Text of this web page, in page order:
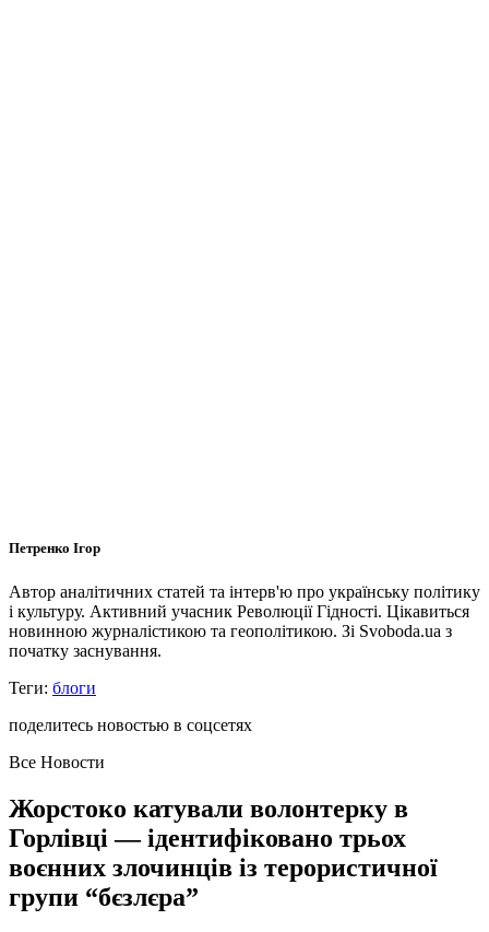
Петренко Ігор
Автор аналітичних статей та інтерв'ю про українську політику
і культуру. Активний учасник Революції Гідності. Цікавиться
новинною журналістикою та геополітикою. Зі Svoboda.ua з
початку заснування.
Теги: блоги
поделитесь новостью в соцсетях
Все Новости
Жорстоко катували волонтерку в
Горлівці — ідентифіковано трьох
воєнних злочинців із терористичної
групи “бєзлєра”